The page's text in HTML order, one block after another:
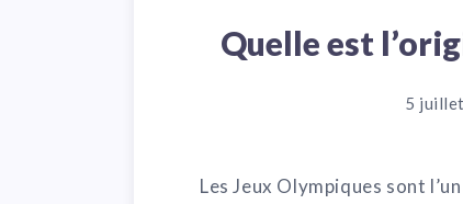
Quelle est
5
Les Jeux Olympiques sont